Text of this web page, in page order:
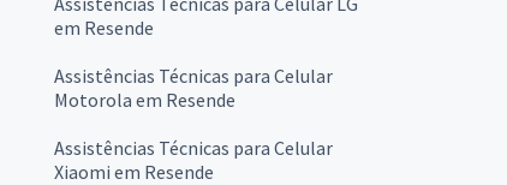
em Resende
Assistências Técnicas para Celular
Motorola em Resende
Assistências Técnicas para Celular
Xiaomi em Resende